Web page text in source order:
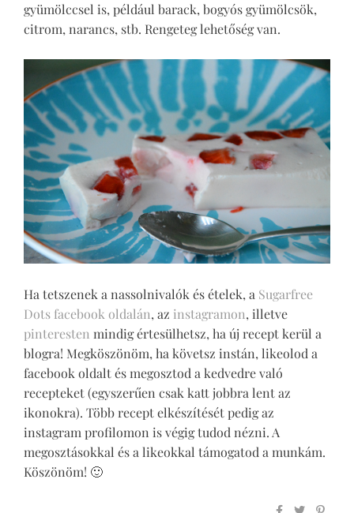
gyümölccsel is, például barack, bogyós gyümölcsök,
citrom, narancs, stb. Rengeteg lehetőség van.
Ha tetszenek a nassolnivalók és ételek, a Sugarfree
Dots facebook oldalán, az instagramon, illetve
pinteresten mindig értesülhetsz, ha új recept kerül a
blogra! Megköszönöm, ha követsz instán, likeolod a
facebook oldalt és megosztod a kedvedre való
recepteket (egyszerűen csak katt jobbra lent az
ikonokra). Több recept elkészítését pedig az
instagram profilomon is végig tudod nézni. A
megosztásokkal és a likeokkal támogatod a munkám.
Köszönöm! 🙂